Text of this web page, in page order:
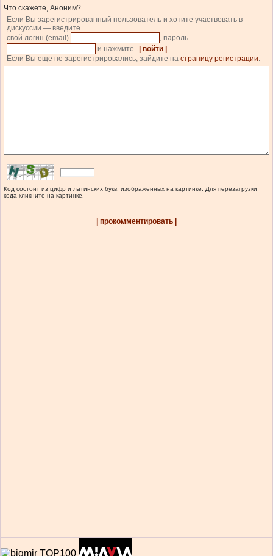
Что скажете, Аноним?
Если Вы зарегистрированный пользователь и хотите участвовать в
дискуссии — введите
свой логин (email)
, пароль
и нажмите
| войти |
.
Если Вы еще не зарегистрировались, зайдите на страницу регистрации.
Код состоит из цифр и латинских букв, изображенных на картинке. Для перезагрузки
кода кликните на картинке.
| прокомментировать |